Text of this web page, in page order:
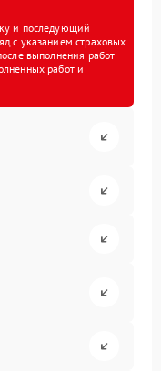
и последующий
с указанием страховых
выполнения работ
работ и